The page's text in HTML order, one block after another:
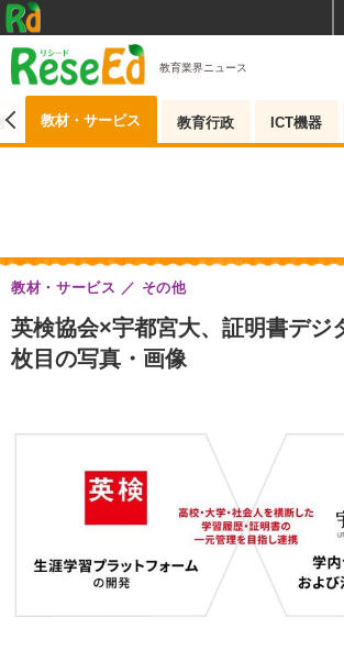
教育業界ニュース
教材・サービス 教育行政 ICT機器
英検協会×宇都宮大、証明書デジ
枚目の写真・画像
教材・サービス その他